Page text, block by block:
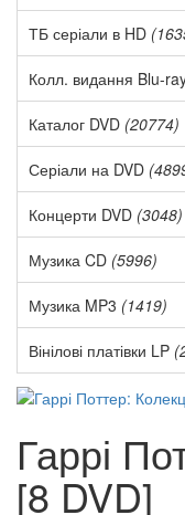
ТБ серіали в HD
Колл. видання Blu-
Каталог DVD (20774)
Серіали на DVD
Концерти DVD (3048)
Музика CD (5996)
Музика MP3 (1419)
Вінілові платівки LP
Гаррі
[8 DVD]